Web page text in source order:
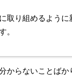
取り組めるように
。
からないことばか